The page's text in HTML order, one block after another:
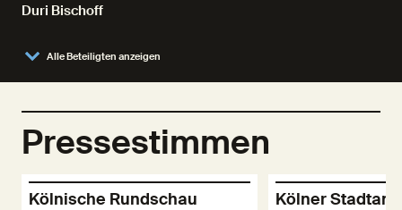
Alle Beteiligten anzeigen
Duri Bischoff
Pressestimmen
Kölnische Rundschau Kölner